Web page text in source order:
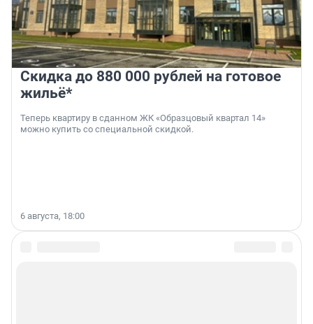
Скидка до 880 000 рублей на готовое
жильё*
Теперь квартиру в сданном ЖК «Образцовый квартал 14»
можно купить со специальной скидкой.
6 августа, 18:00